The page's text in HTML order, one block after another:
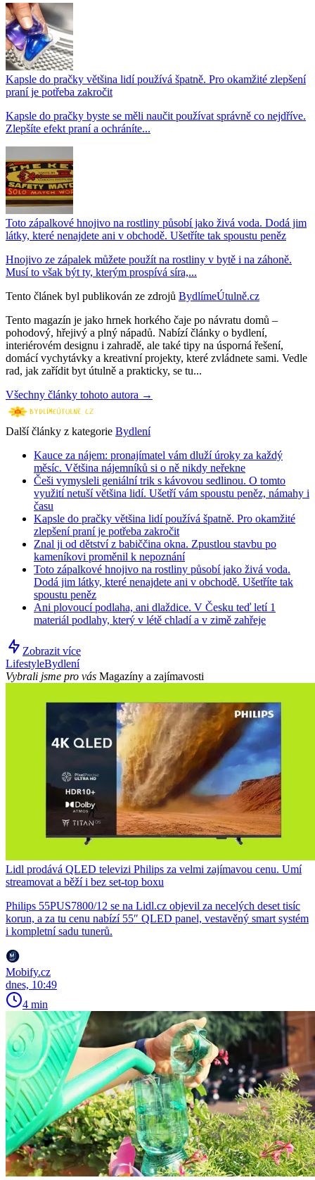
Kapsle do pračky většina lidí používá špatně. Pro okamžité zlepšení
praní je potřeba zakročit
Kapsle do pračky byste se měli naučit používat správně co nejdříve.
Zlepšíte efekt praní a ochráníte...
Toto zápalkové hnojivo na rostliny působí jako živá voda. Dodá jim
látky, které nenajdete ani v obchodě. Ušetříte tak spoustu peněz
Hnojivo ze zápalek můžete použít na rostliny v bytě i na záhoně.
Musí to však být ty, kterým prospívá síra,...
Tento článek byl publikován ze zdrojů BydlímeÚtulně.cz
Tento magazín je jako hrnek horkého čaje po návratu domů –
pohodový, hřejivý a plný nápadů. Nabízí články o bydlení,
interiérovém designu i zahradě, ale také tipy na úsporná řešení,
domácí vychytávky a kreativní projekty, které zvládnete sami. Vedle
rad, jak zařídit byt útulně a prakticky, se tu...
Všechny články tohoto autora →
Další články z kategorie Bydlení
Kauce za nájem: pronajímatel vám dluží úroky za každý
měsíc. Většina nájemníků si o ně nikdy neřekne
Češi vymysleli geniální trik s kávovou sedlinou. O tomto
využití netuší většina lidí. Ušetří vám spoustu peněz, námahy i
času
Kapsle do pračky většina lidí používá špatně. Pro okamžité
zlepšení praní je potřeba zakročit
Znal ji od dětství z babiččina okna. Zpustlou stavbu po
kameníkovi proměnil k nepoznání
Toto zápalkové hnojivo na rostliny působí jako živá voda.
Dodá jim látky, které nenajdete ani v obchodě. Ušetříte tak
spoustu peněz
Ani plovoucí podlaha, ani dlaždice. V Česku teď letí 1
materiál podlahy, který v létě chladí a v zimě zahřeje
Zobrazit více
LifestyleBydlení
Vybrali jsme pro vás Magazíny a zajímavosti
Lidl prodává QLED televizi Philips za velmi zajímavou cenu. Umí
streamovat a běží i bez set-top boxu
Philips 55PUS7800/12 se na Lidl.cz objevil za necelých deset tisíc
korun, a za tu cenu nabízí 55″ QLED panel, vestavěný smart systém
i kompletní sadu tunerů.
Mobify.cz
dnes, 10:49
4 min